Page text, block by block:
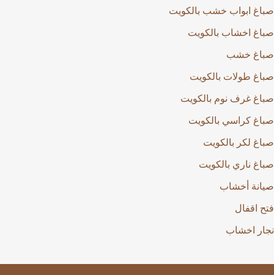
صباغ ابواب خشب بالكويت
صباغ اخشاب بالكويت
صباغ خشب
صباغ طولات بالكويت
صباغ غرف نوم بالكويت
صباغ كراسي بالكويت
صباغ لكر بالكويت
صباغ ناري بالكويت
صيانة أخشاب
فتح اقفال
نجار اخشاب